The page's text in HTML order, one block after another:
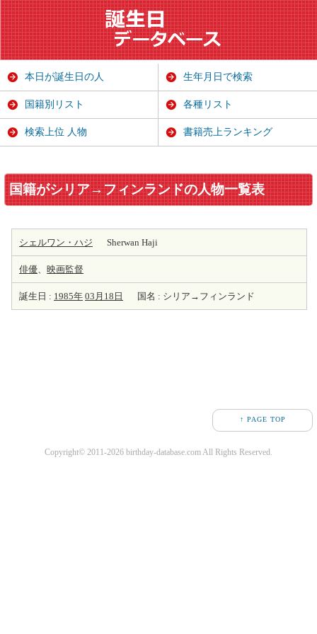
国籍がシリア→フィンランドの人物一覧表
シェルワン・ハジ Sherwan Haji
俳優、 映画監督
誕生日 : 1985年 03月18日 国名 : シリア→フィンランド
本日が誕生日の人 生年月日で検索
国籍別リスト 各種リスト
検索上位 人物 書籍売上ランキング
↑ PAGE TOP
Copyright© 2011-2026 birthday-database.com All Rights Reserved.